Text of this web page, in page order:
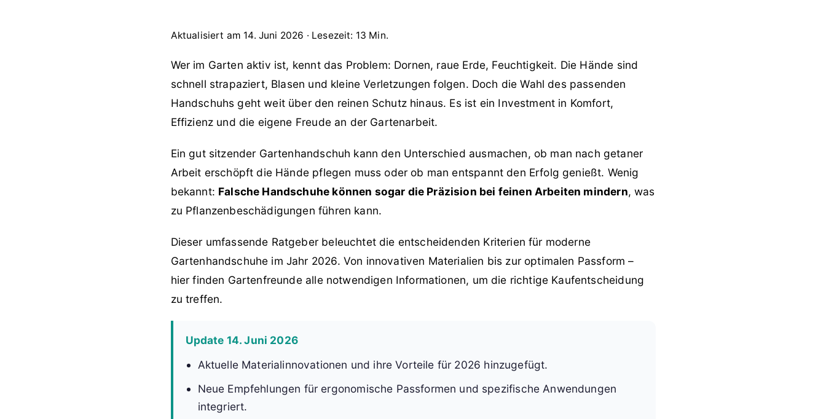
Aktualisiert am 14. Juni 2026 · Lesezeit: 13 Min.
Wer im Garten aktiv ist, kennt das Problem: Dornen, raue Erde, Feuchtigkeit. Die Hände sind
schnell strapaziert, Blasen und kleine Verletzungen folgen. Doch die Wahl des passenden
Handschuhs geht weit über den reinen Schutz hinaus. Es ist ein Investment in Komfort,
Effizienz und die eigene Freude an der Gartenarbeit.
Ein gut sitzender Gartenhandschuh kann den Unterschied ausmachen, ob man nach getaner
Arbeit erschöpft die Hände pflegen muss oder ob man entspannt den Erfolg genießt. Wenig
bekannt: Falsche Handschuhe können sogar die Präzision bei feinen Arbeiten mindern, was
zu Pflanzenbeschädigungen führen kann.
Dieser umfassende Ratgeber beleuchtet die entscheidenden Kriterien für moderne
Gartenhandschuhe im Jahr 2026. Von innovativen Materialien bis zur optimalen Passform –
hier finden Gartenfreunde alle notwendigen Informationen, um die richtige Kaufentscheidung
zu treffen.
Update 14. Juni 2026
Aktuelle Materialinnovationen und ihre Vorteile für 2026 hinzugefügt.
Neue Empfehlungen für ergonomische Passformen und spezifische Anwendungen
integriert.